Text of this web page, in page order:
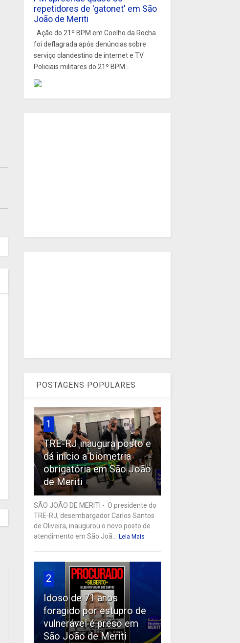
repetidores de 'gatonet' em São
João de Meriti
Ação do 21º BPM em Coelho da Rocha
foi deflagrada após denúncias sobre
serviço clandestino de internet e TV
Policiais militares do 21º BPM...
POSTAGENS POPULARES
1
TRE-RJ inaugura posto e
dá início a biometria
obrigatória em São João
de Meriti
SÃO JOÃO DE MERITI - O presidente do
TRE-RJ, desembargador Carlos Santos
de Oliveira, inaugurou o novo posto de
atendimento em São Joã... Leia Mais
2
Idoso de 71 anos
foragido por estupro de
vulnerável é preso em
São João de Meriti